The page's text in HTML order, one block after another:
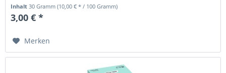
Inhalt30 Gramm(10,00 € * / 100 Gramm)
3,00 € *
Merken